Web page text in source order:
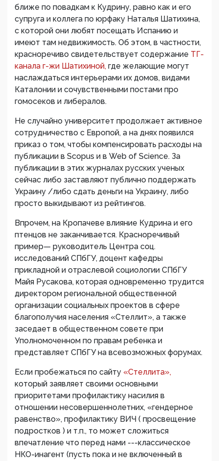
ближе по повадкам к Кудрину, равно как и его
супруга и коллега по юрфаку Наталья Шатихина,
с которой они любят посещать Испанию и
имеют там недвижимость. Об этом, в частности,
красноречиво свидетельствует содержание ТГ-
канала г-жи Шатихиной, где желающие могут
наслаждаться интерьерами их домов, видами
Каталонии и сочувственными постами про
гомосеков и либералов.
Не случайно университет продолжает активное
сотрудничество с Европой, а на днях появился
приказ о том, чтобы компенсировать расходы на
публикации в Scopus и в Web of Science. За
публикации в этих журналах русских ученых
сейчас либо заставляют публично поддержать
Украину /либо сдать деньги на Украину, либо
просто выкидывают из рейтингов.
Впрочем, на Кропачеве влияние Кудрина и его
птенцов не заканчивается. Красноречивый
пример— руководитель Центра соц.
исследований СПбГУ, доцент кафедры
прикладной и отраслевой социологии СПбГУ
Майя Русакова, которая одновременно трудится
директором региональной общественной
организации социальных проектов в сфере
благополучия населения «Стеллит», а также
заседает в общественном совете при
Уполномоченном по правам ребенка и
представляет СПбГУ на всевозможных форумах.
Если пробежаться по сайту «Стеллита»,
который заявляет своими основными
приоритетами профилактику насилия в
отношении несовершеннолетних, «гендерное
равенство», профилактику ВИЧ ( просвещение
подростков ) и т.п., то может сложиться
впечатление что перед нами ---классическое
НКО-инагент (пусть пока и не включенный в